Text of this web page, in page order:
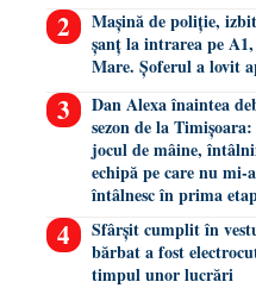
Mașină de poliție,
șanț la intrarea pe
Mare. Șoferul a lovit
Dan Alexa înaintea
sezon de la
jocul de mâine,
echipă pe care nu mi-
întâlnesc în prima
Sfârșit cumplit în
bărbat a fost
timpul unor lucrări